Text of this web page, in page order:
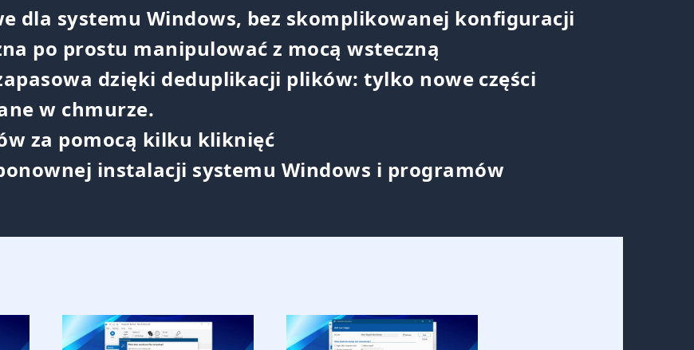
dla systemu Windows, bez skomplikowanej konfiguracji
po prostu manipulować z mocą wsteczną
dzięki deduplikacji plików: tylko nowe części
w chmurze.
za pomocą kilku kliknięć
instalacji systemu Windows i programów